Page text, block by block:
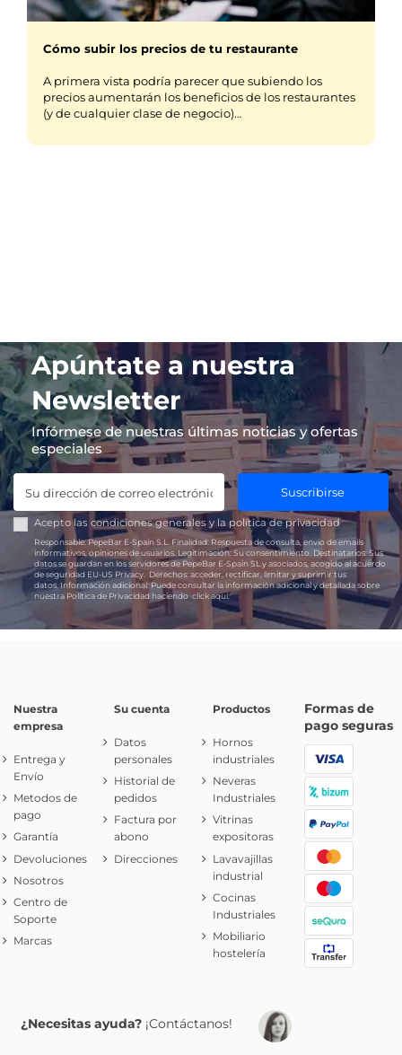
Cómo subir los precios de tu restaurante
A primera vista podría parecer que subiendo los
precios aumentarán los beneficios de los restaurantes
(y de cualquier clase de negocio)…
Apúntate a nuestra
Newsletter
Infórmese de nuestras últimas noticias y ofertas
especiales
Suscribirse
Acepto las condiciones generales y lapolítica de privacidad
Responsable:PepeBar E-Spain S.L. Finalidad: Respuesta de consulta, envío de emails
informativos, opiniones de usuarios. Legitimación: Su consentimiento. Destinatarios: Sus
datos se guardan en los servidores de PepeBar E-Spain SL y asociados, acogido al acuerdo
de seguridad EU-US Privacy.
Derechos: acceder, rectificar, limitar y suprimir tus
datos. Información adicional:Puede consultar la información adicional y detallada sobre
nuestra Política de Privacidad haciendoclick aquí.
Nuestra
empresa
Entrega y
Envío
Metodos de
pago
Garantía
Devoluciones
Nosotros
Centro de
Soporte
Marcas
Su cuenta
Datos
personales
Historial de
pedidos
Factura por
abono
Direcciones
Productos
Hornos
industriales
Neveras
Industriales
Vitrinas
expositoras
Lavavajillas
industrial
Cocinas
Industriales
Mobiliario
hostelería
Formas de
pago seguras
¿Necesitas ayuda? ¡Contáctanos!